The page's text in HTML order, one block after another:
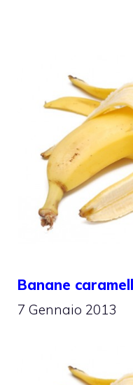
Banane
7 Gennaio 2013